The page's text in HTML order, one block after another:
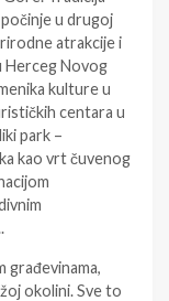
u drugoj
atrakcije i
Herceg Novog
kulture u
centara u
park –
kao vrt čuvenog
građevinama,
okolini. Sve to